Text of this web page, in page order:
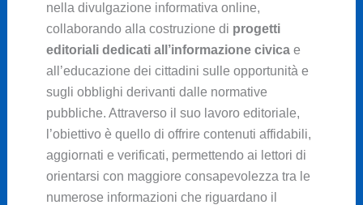
nella divulgazione informativa online,
collaborando alla costruzione di progetti
editoriali dedicati all’informazione civicae
all’educazione dei cittadini sulle opportunità e
sugli obblighi derivanti dalle normative
pubbliche. Attraverso il suo lavoro editoriale,
l’obiettivo è quello di offrire contenuti affidabili,
aggiornati e verificati, permettendo ai lettori di
orientarsi con maggiore consapevolezza tra le
numerose informazioni che riguardano il